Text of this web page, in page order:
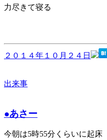
力尽きて寝る
２０１４年１０月２４日
出来事
●あさー
今朝は5時55分くらいに起床